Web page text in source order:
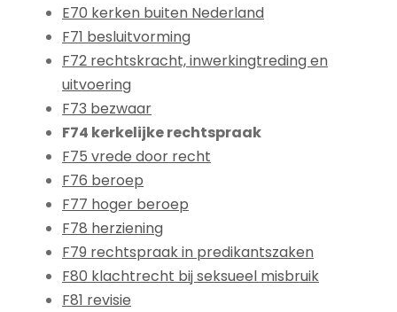
E70 kerken buiten Nederland
F71 besluitvorming
F72 rechtskracht, inwerkingtreding en
uitvoering
F73 bezwaar
F74 kerkelijke rechtspraak
F75 vrede door recht
F76 beroep
F77 hoger beroep
F78 herziening
F79 rechtspraak in predikantszaken
F80 klachtrecht bij seksueel misbruik
F81 revisie